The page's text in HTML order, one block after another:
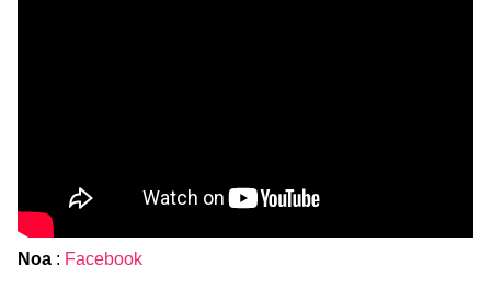
Noa : Facebook